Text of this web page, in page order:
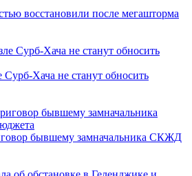
восстановили после мегашторма
Сурб-Хача не станут обносить
бывшему замначальника СКЖД